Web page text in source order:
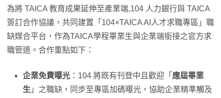
為將 TAICA 教育成果延伸至產業端,104 人力銀行與 TAICA
簽訂合作協議，共同建置「104×TAICA AI人才求職專區」職
缺媒合平台，作為TAICA學程畢業生與企業端銜接之官方求
職管道。合作重點如下：
企業免費曝光 ：104 將既有刊登中且歡迎「 應屆畢業
生 」之職缺，同步至專區加碼曝光，協助企業精準觸及